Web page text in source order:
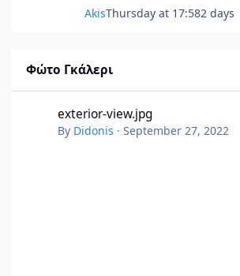
AkisThursday at 17:582 days
Φώτο Γκάλερι
exterior-view.jpg
By Didonis ·September 27, 2022